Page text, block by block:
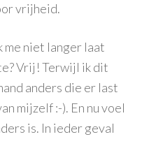
vrijheid.
me niet langer laat
Vrij! Terwijl ik dit
anders die er last
mijzelf :-). En nu voel
is. In ieder geval